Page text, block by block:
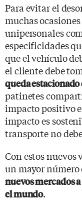
Para evitar el
muchas
unipersonales
especificidades
que el vehículo
el cliente debe
queda
patinetes
impacto positivo
impacto es
transporte no
Con estos nuevos
un mayor número
nuevos mercados
el mundo.